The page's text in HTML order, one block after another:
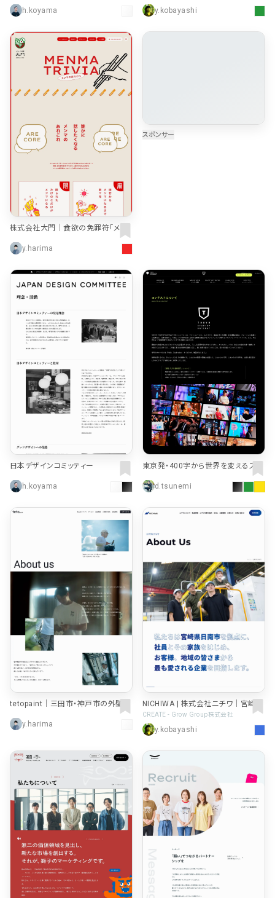
h.koyama
y.kobayashi
株式会社大門｜食欲の免罪符「メン
y.harima
日本デザインコミッティー
h.koyama
東京発・400字から世界を変えるスタ
ートアップ ビジネスプランコンテスト
| TOKYO STARTUP GATEWAY 202
d.tsunemi
tetopaint｜三田市・神戸市の外壁・
y.harima
NICHIWA | 株式会社ニチワ｜宮崎県
の自動車用の精密金属部品メーカー
CREATE - Grow Group株式会社
y.kobayashi